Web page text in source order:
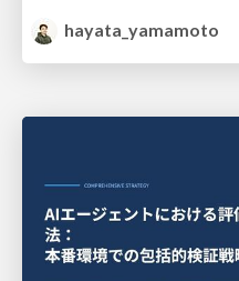
hayata_yamamoto